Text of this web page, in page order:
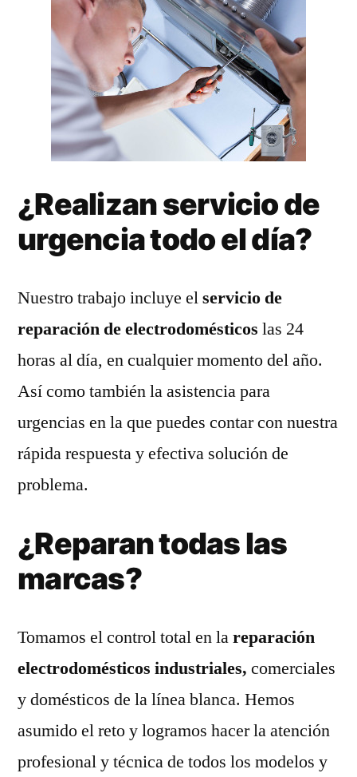
¿Realizan servicio de
urgencia todo el día?
Nuestro trabajo incluye elservicio de
reparación de electrodomésticos las 24
horas al día, en cualquier momento del año.
Así como también la asistencia para
urgencias en la que puedes contar con nuestra
rápida respuesta y efectiva solución de
problema.
¿Reparan todas las
marcas?
Tomamos el control total en lareparación
electrodomésticos industriales, comerciales
y domésticos de la línea blanca. Hemos
asumido el reto y logramos hacer la atención
profesional y técnica de todos los modelos y